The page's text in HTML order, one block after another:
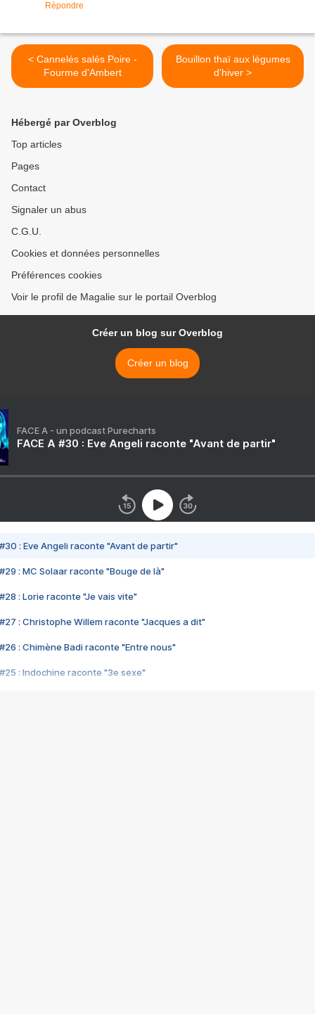
Répondre
< Cannelés salés Poire -
Fourme d'Ambert
Bouillon thaï aux légumes
d'hiver >
Hébergé par Overblog
Top articles
Pages
Contact
Signaler un abus
C.G.U.
Cookies et données personnelles
Préférences cookies
Voir le profil de Magalie sur le portail Overblog
Créer un blog sur Overblog
Créer un blog
FACE A - un podcast Purecharts
FACE A #30 : Eve Angeli raconte "Avant de partir"
#30 : Eve Angeli raconte "Avant de partir"
#29 : MC Solaar raconte "Bouge de là"
#28 : Lorie raconte "Je vais vite"
#27 : Christophe Willem raconte "Jacques a dit"
#26 : Chimène Badi raconte "Entre nous"
#25 : Indochine raconte "3e sexe"